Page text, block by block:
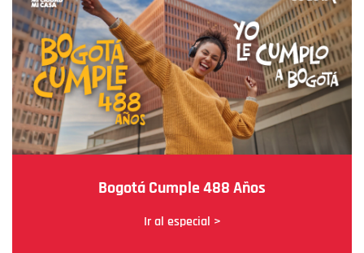
Bogotá Cumple 488 Años
Ir al especial >